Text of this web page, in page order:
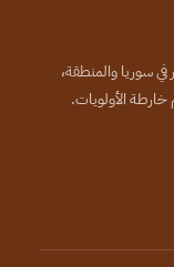
سوريا والمنطقة،
خارطة الأولويات.